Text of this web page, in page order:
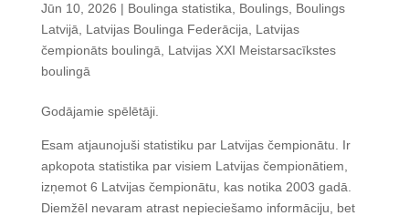
Jūn 10, 2026 | Boulinga statistika Boulings, Boulings
Latvijā
Latvijas Boulinga Federācija
Latvijas
čempionāts boulingā
Latvijas XXI Meistarsacīkstes
boulingā
Godājamie spēlētāji.
Esam atjaunojuši statistiku par Latvijas čempionātu. Ir
apkopota statistika par visiem Latvijas čempionātiem,
izņemot 6 Latvijas čempionātu, kas notika 2003 gadā.
Diemžēl nevaram atrast nepieciešamo informāciju, bet